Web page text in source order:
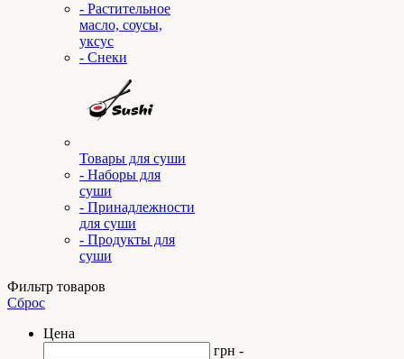
- Растительное
масло, соусы,
уксус
- Снеки
Товары для суши
- Наборы для
суши
- Принадлежности
для суши
- Продукты для
суши
Фильтр товаров
Сброс
Цена
грн -